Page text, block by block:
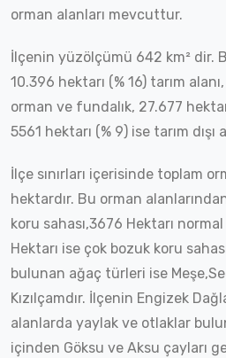
orman alanları mevcuttur.
İlçenin yüzölçümü 642 km² dir.
10.396 hektarı (% 16) tarım
orman ve fundalık, 27.677
5561 hektarı (% 9) ise tarım dışı
İlçe sınırları içerisinde toplam
hektardır. Bu orman
koru sahası,3676 Hektarı
Hektarı ise çok bozuk koru
bulunan ağaç türleri ise
Kızılçamdır. İlçenin Engizek
alanlarda yaylak ve otlaklar
içinden Göksu ve Aksu çayları